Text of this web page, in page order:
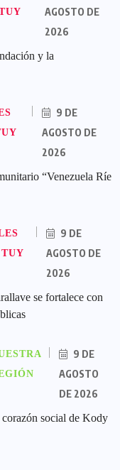
AGOSTO DE
2026
y la
9 DE
AGOSTO DE
2026
“Venezuela Ríe
9 DE
AGOSTO DE
2026
se fortalece con
9 DE
AGOSTO
DE 2026
social de Kody